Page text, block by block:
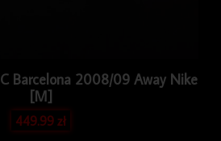
Barcelona 2008/09 Away Nike
[M]
449.99zł